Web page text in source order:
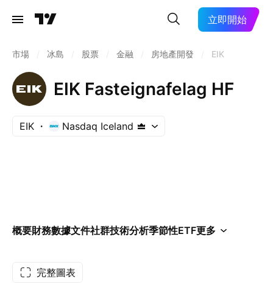
立即開始
市場 冰島 股票 金融 房地產開發 EIK
EIK Fasteignafelag HF
EIK Nasdaq Iceland
概要財務數據文件社群技術分析季節性ETF更多
完整圖表